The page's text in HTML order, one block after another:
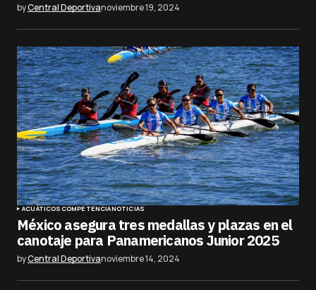
byCentral Deportivanoviembre 19, 2024
ACUÁTICOSCOMPETENCIANOTICIAS
México asegura tres medallas y plazas en el
canotaje para Panamericanos Junior 2025
byCentral Deportivanoviembre 14, 2024